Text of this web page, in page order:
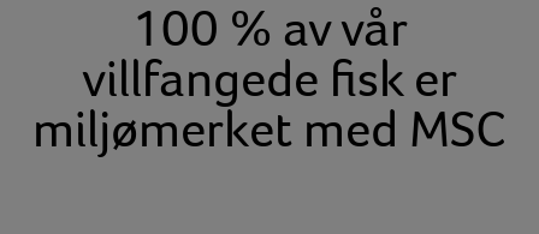
100 % av vår
villfangede fisk er
miljømerket med MSC